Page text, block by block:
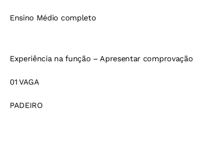
Ensino Médio completo
Experiência na função – Apresentar comprovação
01 VAGA
PADEIRO